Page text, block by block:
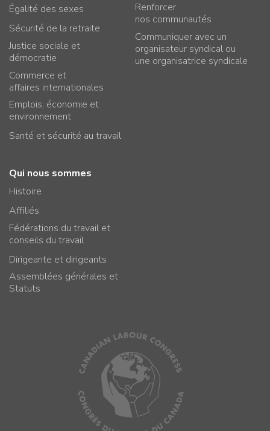
Égalité des sexes
Sécurité de la retraite
Justice sociale et
démocratie
Commerce et
affaires internationales
Emplois, économie et
environnement
Santé et sécurité au travail
Renforcer
nos communautés
Communiquer avec un
organisateur syndical ou
une organisatrice syndicale
Qui nous sommes
Histoire
Affiliés
Fédérations du travail et
conseils du travail
Dirigeante et dirigeants
Assemblées générales et
Statuts